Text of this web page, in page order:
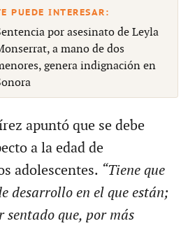
por asesinato de Leyla
a mano de dos
genera indignación en
apuntó que se debe
a la edad de
adolescentes. “Tiene que
desarrollo en el que están;
sentado que, por más